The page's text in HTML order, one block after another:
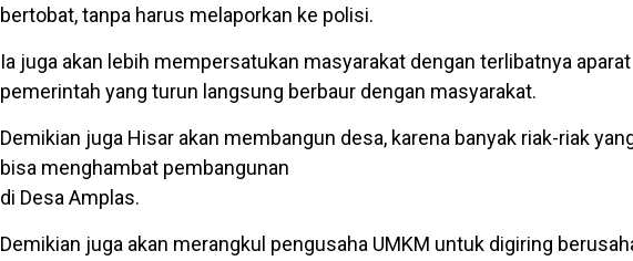
bertobat, tanpa harus melaporkan ke polisi.
Ia juga akan lebih mempersatukan masyarakat dengan terlibatnya aparat
pemerintah yang turun langsung berbaur dengan masyarakat.
Demikian juga Hisar akan membangun desa, karena banyak riak-riak
bisa menghambat pembangunan
di Desa Amplas.
Demikian juga akan merangkul pengusaha UMKM untuk digiring